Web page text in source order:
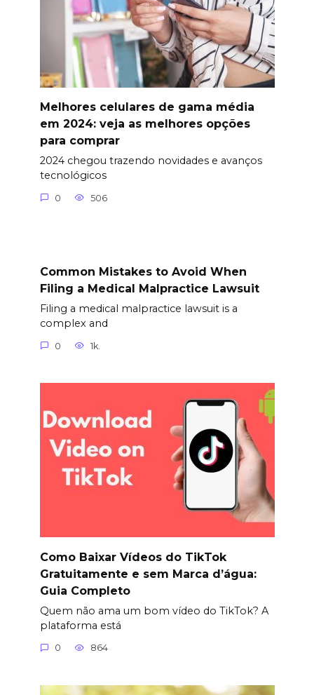
Melhores celulares de gama média
em 2024: veja as melhores opções
para comprar
2024 chegou trazendo novidades e avanços
tecnológicos
0 506
Common Mistakes to Avoid When
Filing a Medical Malpractice Lawsuit
Filing a medical malpractice lawsuit is a
complex and
0 1k.
Como Baixar Vídeos do TikTok
Gratuitamente e sem Marca d’água:
Guia Completo
Quem não ama um bom vídeo do TikTok? A
plataforma está
0 864